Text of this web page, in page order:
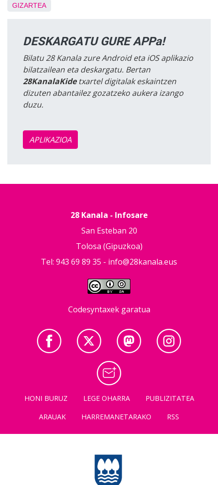
GIZARTEA
DESKARGATU GURE APPa!
Bilatu 28 Kanala zure Android eta iOS aplikazio
bilatzailean eta deskargatu. Bertan
28KanalaKidetxartel digitalak eskaintzen
dizuten abantailez gozatzeko aukera izango
duzu.
APLIKAZIOA
28 Kanala - Infosare
San Esteban 20
Tolosa (Gipuzkoa)
Tel: 943 69 89 35 - info@28kanala.eus
Codesyntaxek garatua
HONI BURUZ LEGE OHARRA
PUBLIZITATEA
ARAUAK
HARREMANETARAKO RSS